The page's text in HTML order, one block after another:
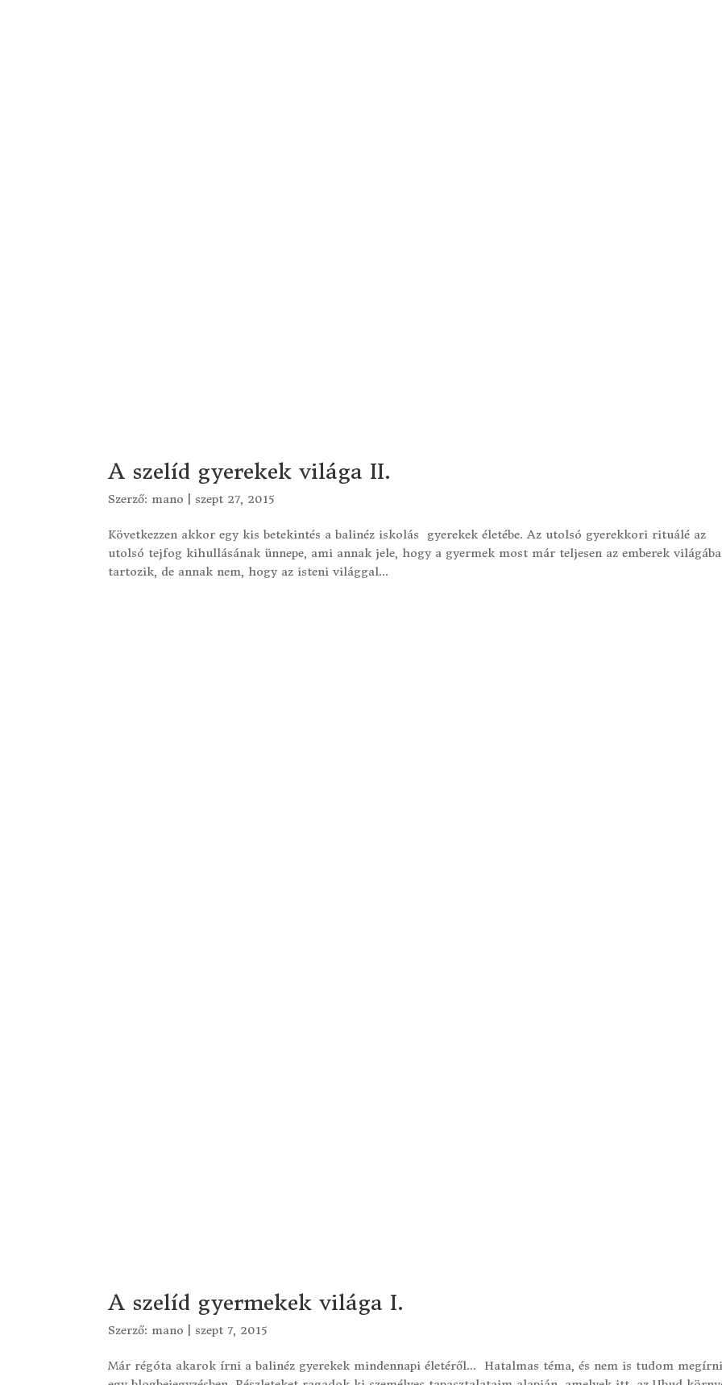
A szelíd gyerekek világa II.
Szerző: mano szept 27, 2015
Következzen akkor egy kis betekintés a balinéz iskolás gyerekek életébe. Az utolsó gyerekkori rituálé az
utolsó tejfog kihullásának ünnepe, ami annak jele, hogy a gyermek most már teljesen az emberek világába
tartozik, de annak nem, hogy az isteni világgal...
A szelíd gyermekek világa I.
Szerző: mano szept 7, 2015
Már régóta akarok írni a balinéz gyerekek mindennapi életéről… Hatalmas téma, és nem is tudom